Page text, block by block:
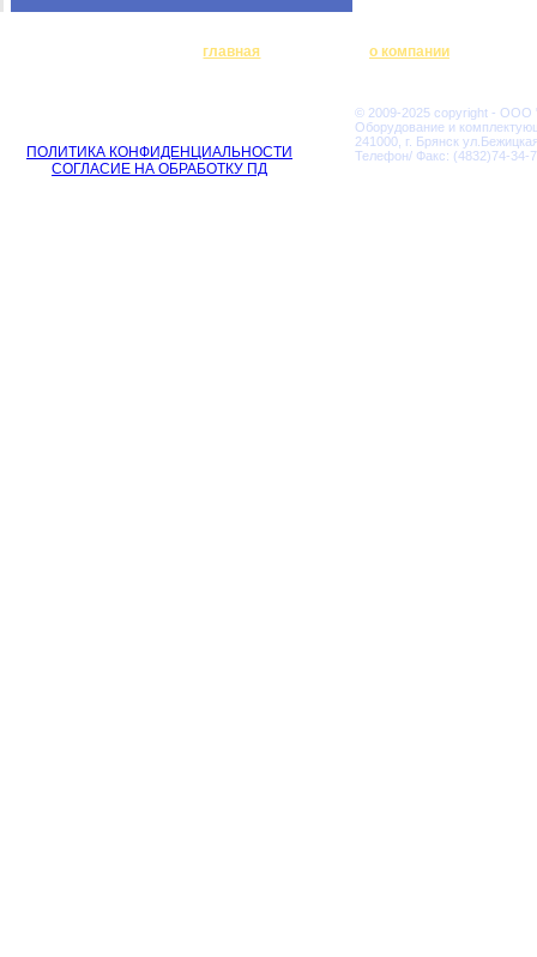
главная о компании
ПОЛИТИКА КОНФИДЕНЦИАЛЬНОСТИ
СОГЛАСИЕ НА ОБРАБОТКУ ПД
© 2009-2025 copyright - ООО
Оборудование и
241000, г. Брянск
Телефон/ Факс: (4832)74-34-